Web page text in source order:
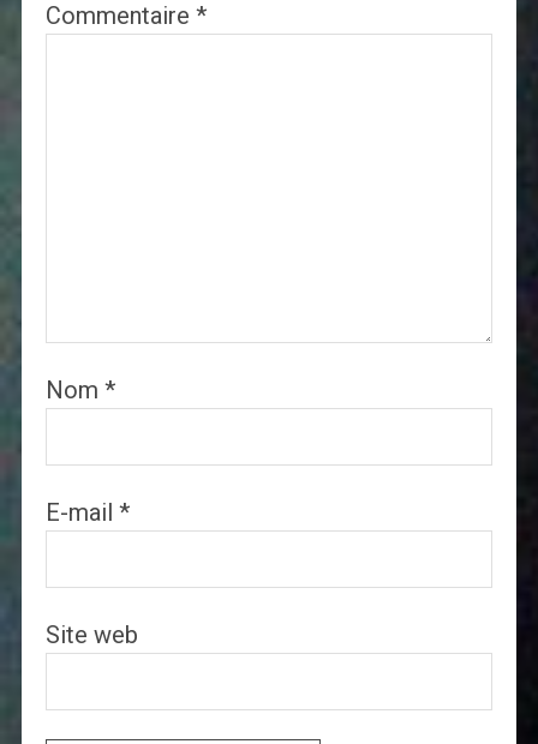
Commentaire *
Nom *
E-mail *
Site web